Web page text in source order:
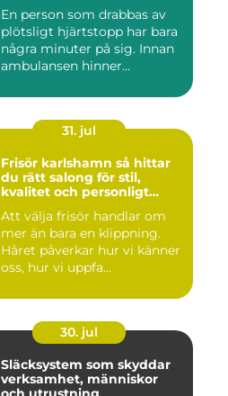
En person som drabbas av
plötsligt hjärtstopp har bara
några minuter på sig. Innan
ambulansen hinner...
31. jul
Frisör karlshamn så hittar
du rätt salong för stil,
kvalitet och personligt
Att välja frisör handlar om
mer än bara en klippning.
Håret påverkar hur vi känner
oss, hur vi uppfa...
30. jul
Släcksystem som skyddar
verksamhet, människor